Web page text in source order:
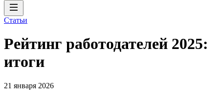
Статьи
Рейтинг работодателей 2025:
итоги
21 января 2026